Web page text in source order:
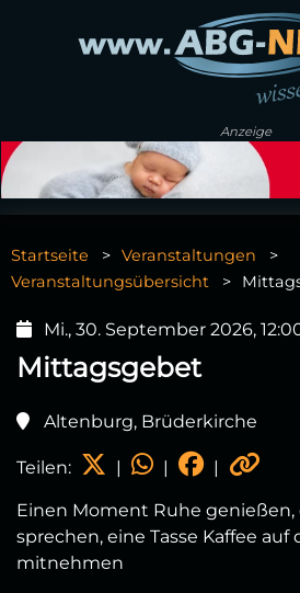
Anzeige
Startseite
Veranstaltungen
Veranstaltungsübersicht
Mi., 30. September 2026,
Mittagsgebet
Altenburg, Brüderkirche
Teilen: | | |
Einen Moment Ruhe genießen,
sprechen, eine Tasse Kaffee auf
mitnehmen